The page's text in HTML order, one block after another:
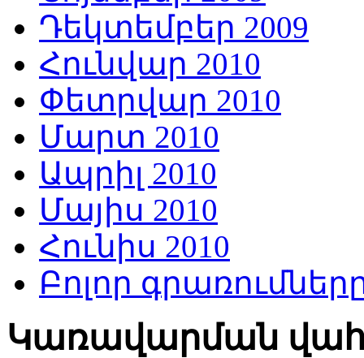
Դեկտեմբեր 2009
Հունվար 2010
Փետրվար 2010
Մարտ 2010
Ապրիլ 2010
Մայիս 2010
Հունիս 2010
Բոլոր
Կառավարման